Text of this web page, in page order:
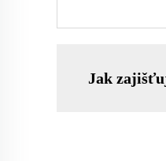
Jak